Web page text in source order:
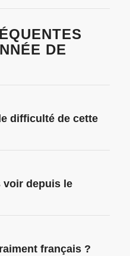
DE
difficulté de cette
voir depuis le
français ?